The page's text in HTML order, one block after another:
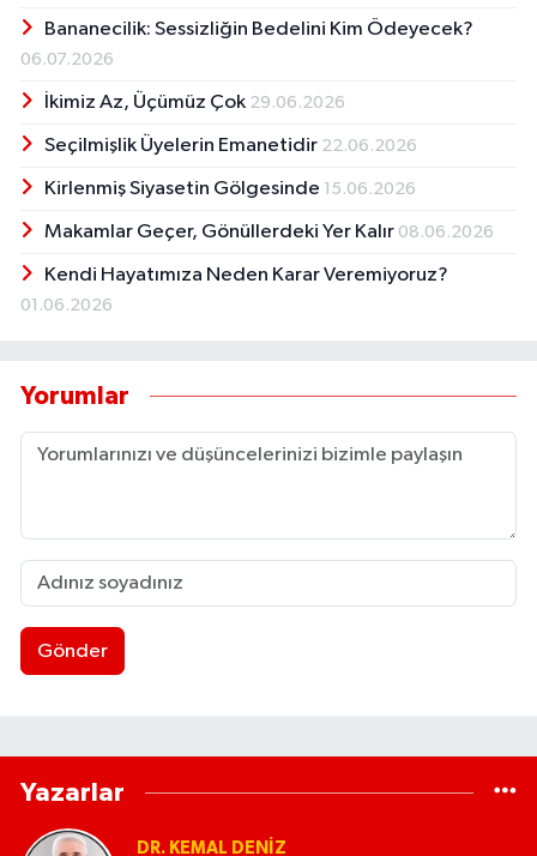
Bananecilik: Sessizliğin Bedelini Kim Ödeyecek?
06.07.2026
İkimiz Az, Üçümüz Çok 29.06.2026
Seçilmişlik Üyelerin Emanetidir 22.06.2026
Kirlenmiş Siyasetin Gölgesinde 15.06.2026
Makamlar Geçer, Gönüllerdeki Yer Kalır 08.06.2026
Kendi Hayatımıza Neden Karar Veremiyoruz?
01.06.2026
Yorumlar
Gönder
Yazarlar
DR. KEMAL DENIZ